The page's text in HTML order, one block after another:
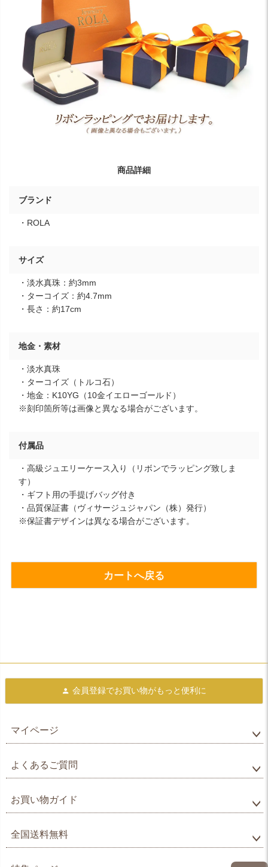
商品詳細
ブランド
・ROLA
サイズ
・淡水真珠：約3mm
・ターコイズ：約4.7mm
・長さ：約17cm
地金・素材
・淡水真珠
・ターコイズ（トルコ石）
・地金：K10YG（10金イエローゴールド）
※刻印箇所等は画像と異なる場合がございます。
付属品
・高級ジュエリーケース入り（リボンでラッピング致しま
す）
・ギフト用の手提げバッグ付き
・品質保証書（ヴィサージュジャパン（株）発行）
※保証書デザインは異なる場合がございます。
カートへ戻る
会員登録でお買い物がもっと便利に
マイページ
よくあるご質問
お買い物ガイド
全国送料無料